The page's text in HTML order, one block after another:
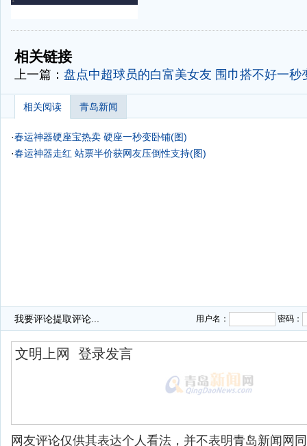
-
相关链接
上一篇： 盘点中超球员的白富美女友 围巾搭不好一秒
相关阅读 青岛新闻
·春运神器硬座宝热卖 硬座一秒变卧铺(图)
·春运神器走红 站票半价获网友压倒性支持(图)
我要评论提取评论... 用户名： 密码：
网友评论仅供其表达个人看法，并不表明青岛新闻网